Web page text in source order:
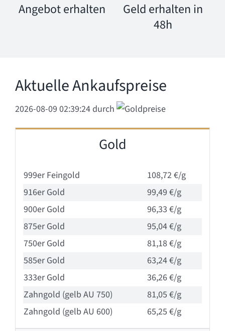
Angebot erhalten
Geld erhalten in
48h
Aktuelle Ankaufspreise
2026-08-09 02:39:24 durch
Gold
999er Feingold
108,72 €/g
916er Gold
99,49 €/g
900er Gold
96,33 €/g
875er Gold
95,04 €/g
750er Gold
81,18 €/g
585er Gold
63,24 €/g
333er Gold
36,26 €/g
Zahngold (gelb AU 750)
81,05 €/g
Zahngold (gelb AU 600)
65,25 €/g